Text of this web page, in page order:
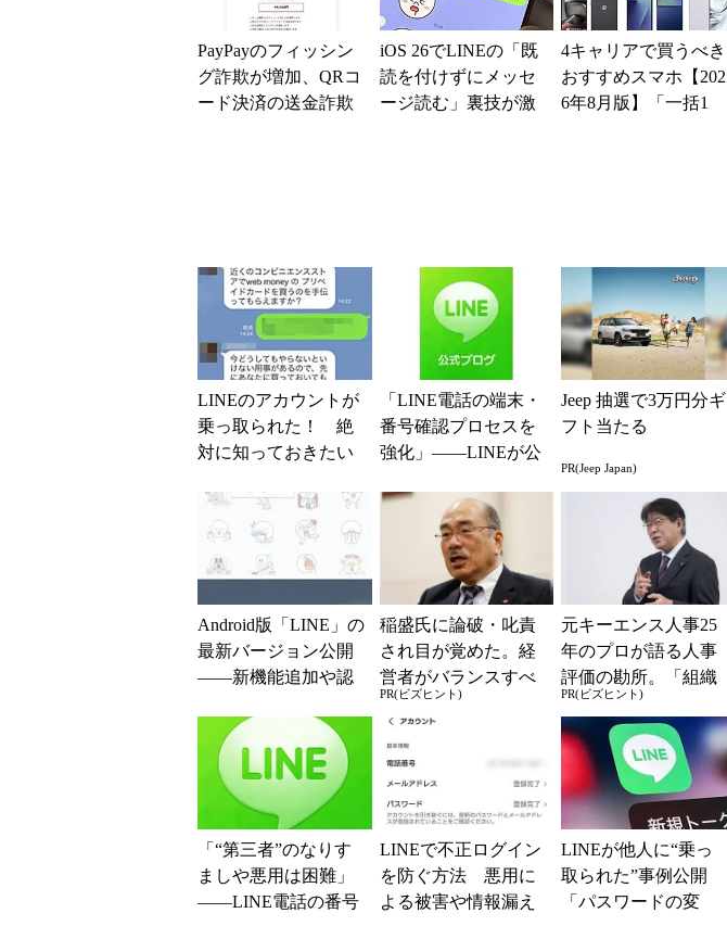
PayPayのフィッシン
グ詐欺が増加、QRコ
ード決済の送金詐欺
iOS 26でLINEの「既
読を付けずにメッセ
ージ読む」裏技が激
4キャリアで買うべき
おすすめスマホ【202
6年8月版】「一括1
LINEのアカウントが
乗っ取られた！ 絶
対に知っておきたい
「LINE電話の端末・
番号確認プロセスを
強化」――LINEが公
対策実施を表明
Jeep 抽選で3万円分ギ
フト当たる
PR(Jeep Japan)
Android版「LINE」の
最新バージョン公開
――新機能追加や認
稲盛氏に論破・叱責
され目が覚めた。経
営者がバランスすべ
き2つの背反
PR(ビズヒント)
元キーエンス人事25
年のプロが語る人事
評価の勘所。「組織
を腐らせるNG評価」
とは？
PR(ビズヒント)
「“第三者”のなりす
ましや悪用は困難」
――LINE電話の番号
LINEで不正ログイン
を防ぐ方法 悪用に
よる被害や情報漏え
LINEが他人に“乗っ
取られた”事例公開
「パスワードの変